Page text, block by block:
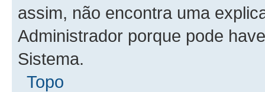
assim, não encontra uma
Administrador porque pode
Sistema.
Topo